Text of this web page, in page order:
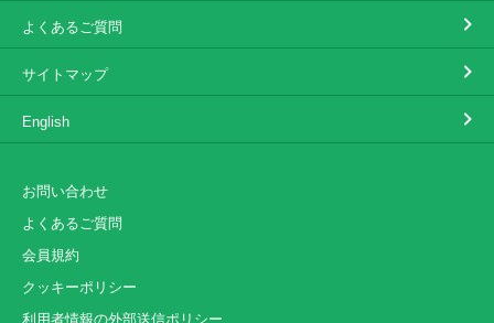
よくあるご質問
サイトマップ
English
お問い合わせ
よくあるご質問
会員規約
クッキーポリシー
利用者情報の外部送信ポリシー